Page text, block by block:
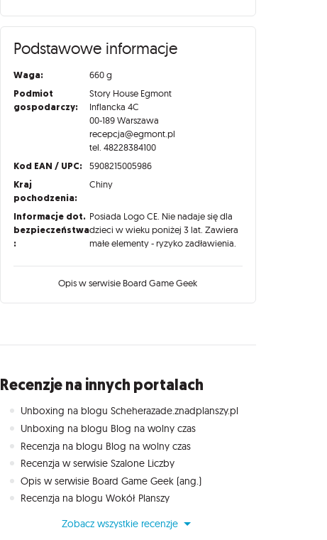
Podstawowe informacje
Waga: 660 g
Podmiot
gospodarczy:
Story House Egmont
Inflancka 4C
00-189 Warszawa
recepcja@egmont.pl
tel. 48228384100
Kod EAN / UPC: 5908215005986
Kraj
pochodzenia:
Chiny
Informacje dot.
bezpieczeństwa
:
Posiada Logo CE. Nie nadaje się dla
dzieci w wieku poniżej 3 lat. Zawiera
małe elementy - ryzyko zadławienia.
Opis w serwisie Board Game Geek
Recenzje na innych portalach
Unboxing na blogu Scheherazade.znadplanszy.pl
Unboxing na blogu Blog na wolny czas
Recenzja na blogu Blog na wolny czas
Recenzja w serwisie Szalone Liczby
Opis w serwisie Board Game Geek (ang.)
Recenzja na blogu Wokół Planszy
Zobacz wszystkie recenzje